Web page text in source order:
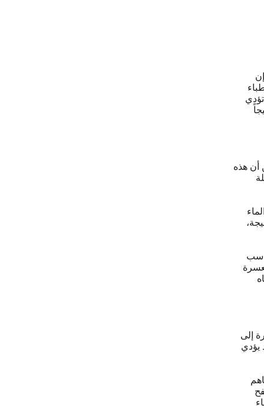
أن هذه
إلى
يؤدي